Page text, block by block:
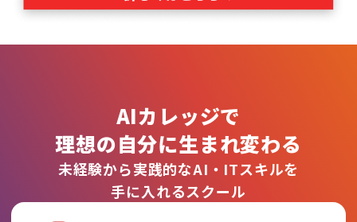
AIカレッジで
理想の自分に生まれ変わる
未経験から実践的なAI・ITスキルを
手に入れるスクール